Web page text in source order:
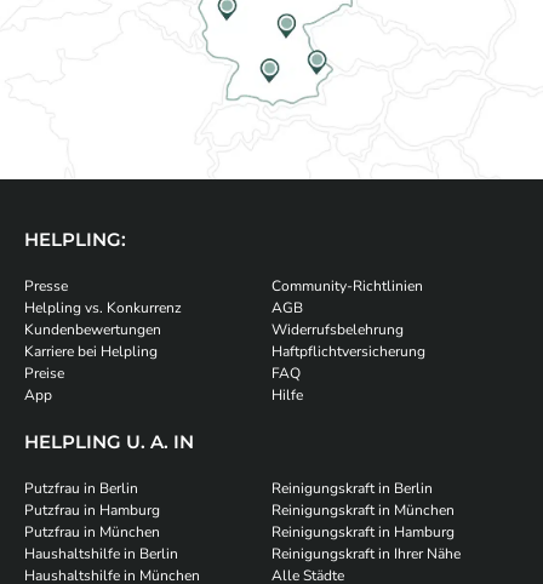
HELPLING:
Presse
Helpling vs. Konkurrenz
Kundenbewertungen
Karriere bei Helpling
Preise
App
Community-Richtlinien
AGB
Widerrufsbelehrung
Haftpflichtversicherung
FAQ
Hilfe
HELPLING U. A. IN
Putzfrau in Berlin
Putzfrau in Hamburg
Putzfrau in München
Haushaltshilfe in Berlin
Haushaltshilfe in München
Reinigungskraft in Berlin
Reinigungskraft in München
Reinigungskraft in Hamburg
Reinigungskraft in Ihrer Nähe
Alle Städte